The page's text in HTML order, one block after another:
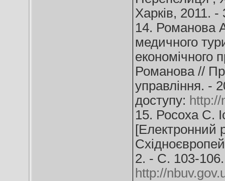
Харків, 2011. -
14. Романова
медичного
економічного
Романова //
управління. -
доступу:
15. Росоха С.
[Електронний
2. - С. 103-
http://